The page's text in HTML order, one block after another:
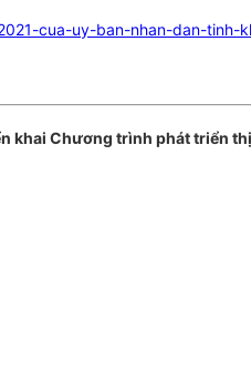
cua-uy-ban-nhan-dan-
khai Chương trình phát triển